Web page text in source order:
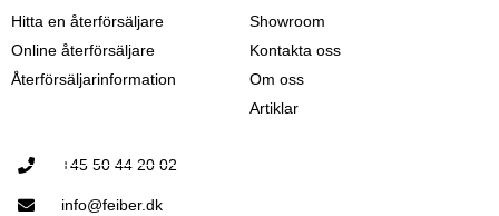
Hitta en återförsäljare
Online återförsäljare
Återförsäljarinformation
Showroom
Kontakta oss
Om oss
Artiklar
+45 50 44 20 02
info@feiber.dk